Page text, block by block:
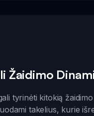
Žaidimo
tyrinėti kitokią
takelius, kurie